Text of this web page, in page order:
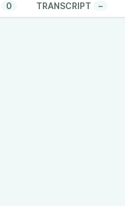
0 TRANSCRIPT –